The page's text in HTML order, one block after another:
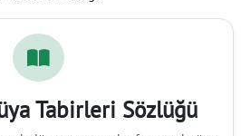
Tabirleri Sözlüğü